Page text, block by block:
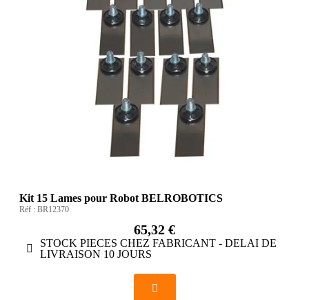
Kit 15 Lames pour Robot BELROBOTICS
Réf : BR12370
65,32 €
STOCK PIECES CHEZ FABRICANT - DELAI DE
LIVRAISON 10 JOURS